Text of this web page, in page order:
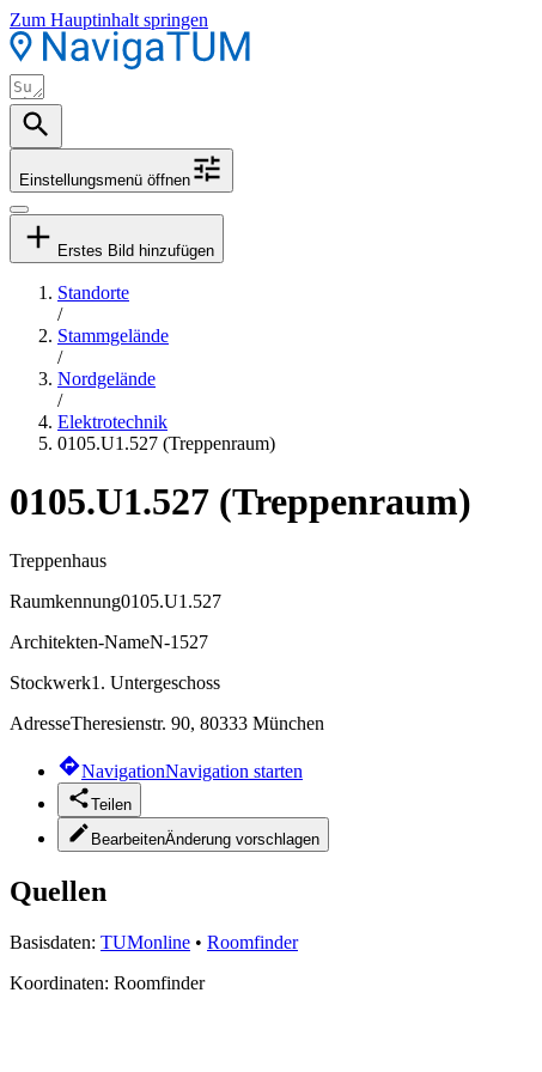
Zum Hauptinhalt springen
Einstellungsmenü öffnen
Erstes Bild hinzufügen
Standorte
/
Stammgelände
/
Nordgelände
/
Elektrotechnik
0105.U1.527 (Treppenraum)
0105.U1.527 (Treppenraum)
Treppenhaus
Raumkennung0105.U1.527
Architekten-NameN-1527
Stockwerk1. Untergeschoss
AdresseTheresienstr. 90, 80333 München
NavigationNavigation starten
Teilen
BearbeitenÄnderung vorschlagen
Quellen
Basisdaten: TUMonline • Roomfinder
Koordinaten: Roomfinder